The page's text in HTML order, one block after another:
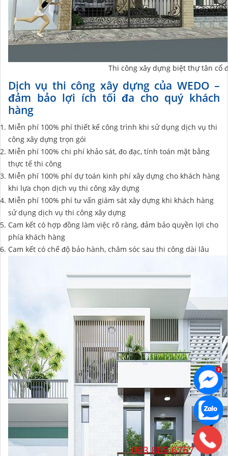
Thi công xây dựng biệt thự tân cổ
Dịch vụ thi công xây dựng của WEDO –
đảm bảo lợi ích tối đa cho quý khách
hàng
Miễn phí 100% phí thiết kế công trình khi sử dụng dịch vụ thi
công xây dựng trọn gói
Miễn phí 100% chi phí khảo sát, đo đạc, tính toán mặt bằng
thực tế thi công
Miễn phí 100% phí dự toán kinh phí xây dựng cho khách hàng
khi lựa chọn dịch vụ thi công xây dựng
Miễn phí 100% phí tư vấn giám sát xây dựng khi khách hàng
sử dụng dịch vụ thi công xây dựng
Cam kết có hợp đồng làm việc rõ ràng, đảm bảo quyền lợi cho
phía khách hàng
Cam kết có chế độ bảo hành, chăm sóc sau thi công dài lâu